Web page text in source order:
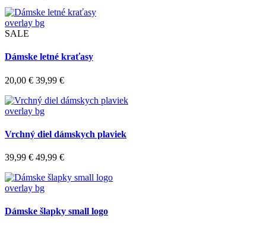
overlay bg
SALE
Dámske letné kraťasy
20,00 € 39,99 €
overlay bg
Vrchný diel dámskych plaviek
39,99 € 49,99 €
overlay bg
Dámske šlapky small logo